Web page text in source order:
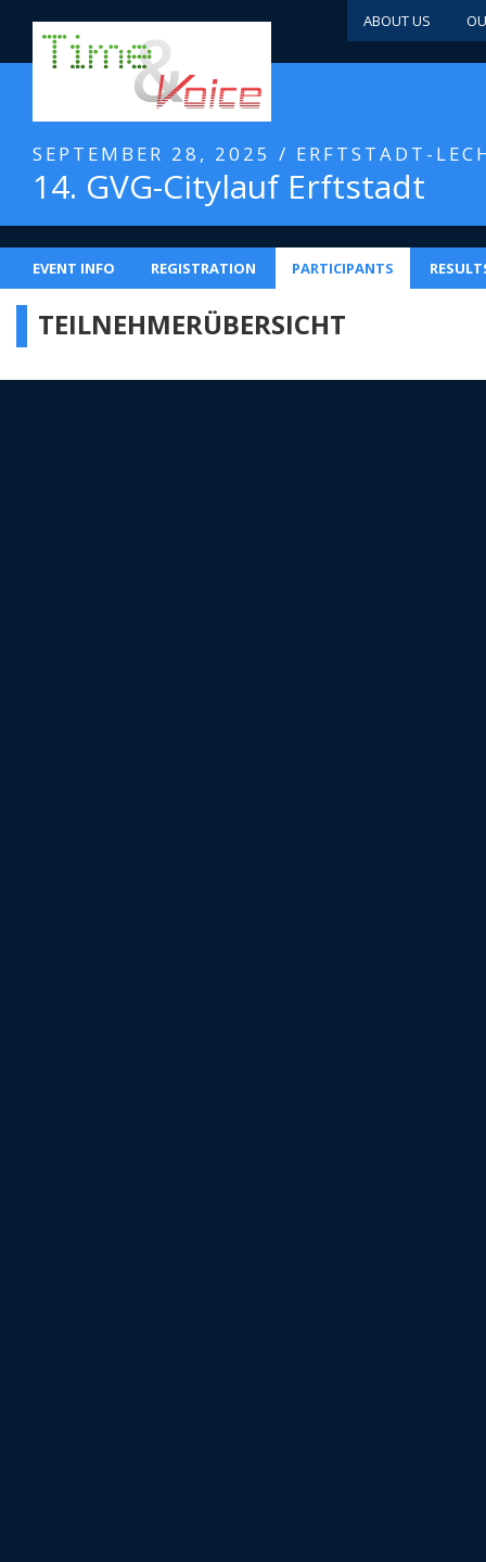
ABOUT US
SEPTEMBER 28, 2025 / ERFTSTADT-
14. GVG-Citylauf Erftstadt
EVENT INFO REGISTRATION PARTICIPANTS
TEILNEHMERÜBERSICHT